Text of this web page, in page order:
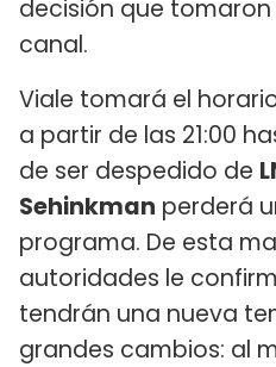
decisión que
canal.
Viale tomará el
a partir de las 21:00
de ser despedido de
Sehinkman perderá
programa. De esta
autoridades le
tendrán una nueva
grandes cambios: al